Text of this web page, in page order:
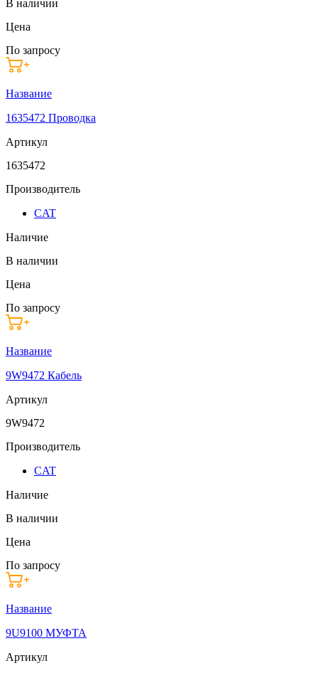
В наличии
Цена
По запросу
Название
1635472 Проводка
Артикул
1635472
Производитель
CAT
Наличие
В наличии
Цена
По запросу
Название
9W9472 Кабель
Артикул
9W9472
Производитель
CAT
Наличие
В наличии
Цена
По запросу
Название
9U9100 МУФТА
Артикул